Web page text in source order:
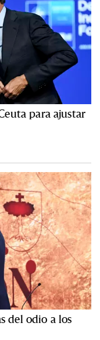
para ajustar
del odio a los